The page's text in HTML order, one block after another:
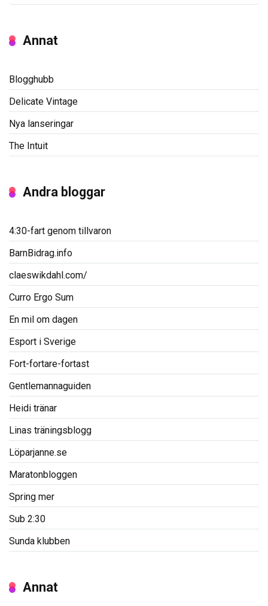
Annat
Blogghubb
Delicate Vintage
Nya lanseringar
The Intuit
Andra bloggar
4:30-fart genom tillvaron
BarnBidrag.info
claeswikdahl.com/
Curro Ergo Sum
En mil om dagen
Esport i Sverige
Fort-fortare-fortast
Gentlemannaguiden
Heidi tränar
Linas träningsblogg
Löparjanne.se
Maratonbloggen
Spring mer
Sub 2:30
Sunda klubben
Annat